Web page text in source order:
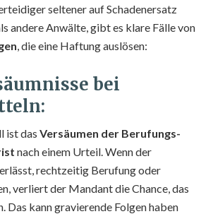
seltener auf Schadenersatz
andere Anwälte, gibt es klare Fälle von
, die eine Haftung auslösen:
bei
ist das Versäumen der Berufungs-
nach einem Urteil. Wenn der
rechtzeitig Berufung oder
verliert der Mandant die Chance, das
Das kann gravierende Folgen haben